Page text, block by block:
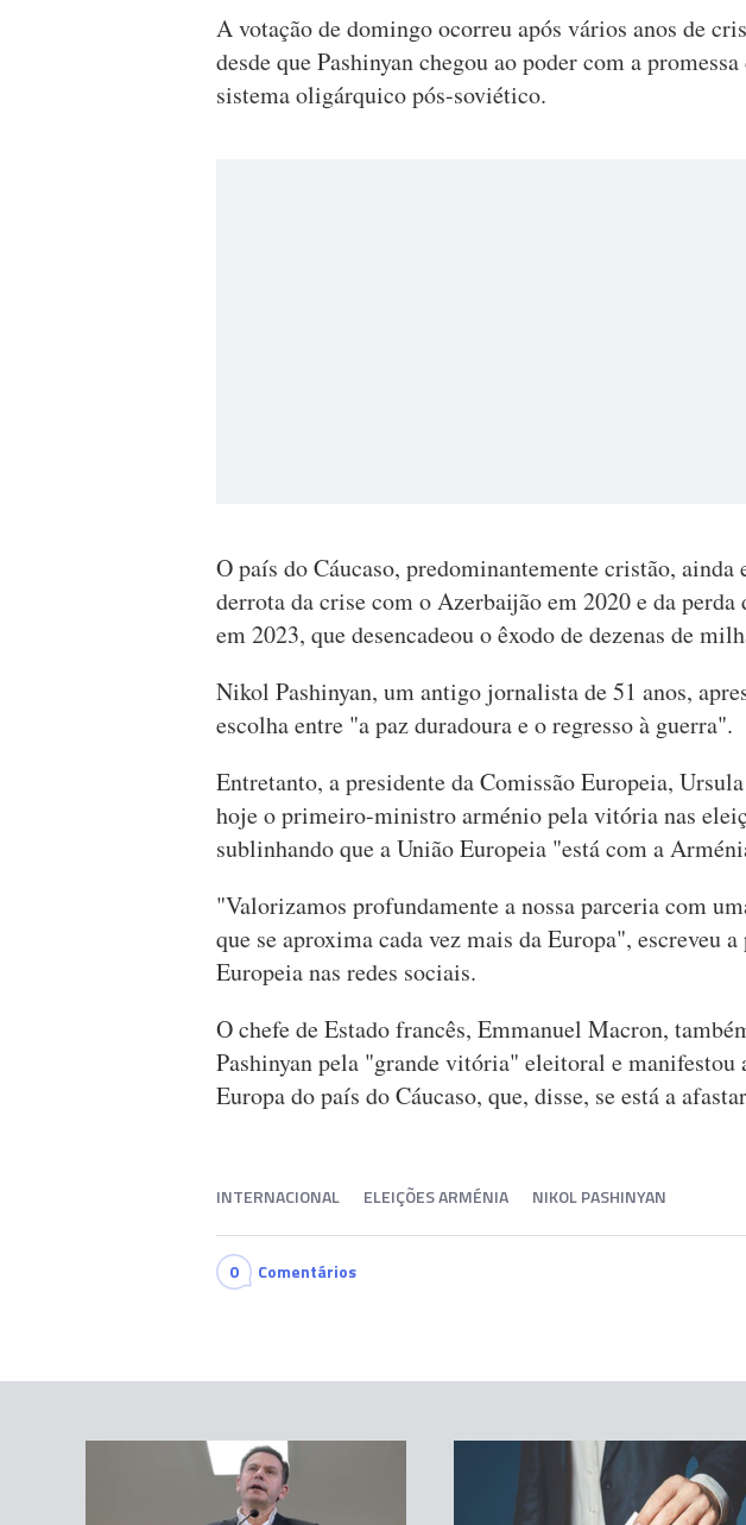
A votação de domingo ocorreu após vários anos de
desde que Pashinyan chegou ao poder com a
sistema oligárquico pós-soviético.
O país do Cáucaso, predominantemente cristão, ainda
derrota da crise com o Azerbaijão em 2020 e da
em 2023, que desencadeou o êxodo de dezenas de
Nikol Pashinyan, um antigo jornalista de 51 anos,
escolha entre "a paz duradoura e o regresso à guerra".
Entretanto, a presidente da Comissão Europeia,
hoje o primeiro-ministro arménio pela vitória nas
sublinhando que a União Europeia "está com a
"Valorizamos profundamente a nossa parceria com
que se aproxima cada vez mais da Europa", escreveu
Europeia nas redes sociais.
O chefe de Estado francês, Emmanuel Macron,
Pashinyan pela "grande vitória" eleitoral e manifestou
Europa do país do Cáucaso, que, disse, se está a
INTERNACIONAL ELEIÇÕES ARMÉNIA NIKOL PASHINYAN
0 Comentários